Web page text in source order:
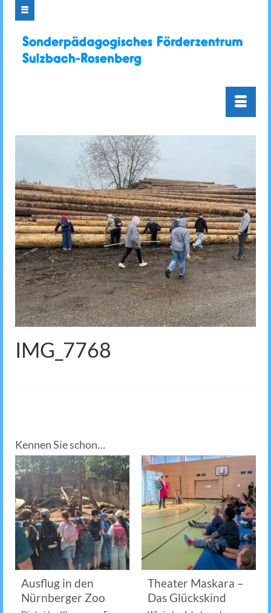
IMG_7768
Kennen Sie schon…
Ausflug in den
Nürnberger Zoo
Theater Maskara –
Das Glückskind